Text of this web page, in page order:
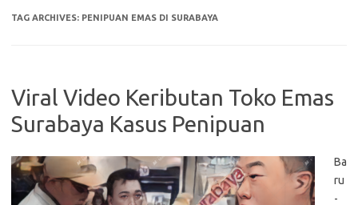
TAG ARCHIVES: PENIPUAN EMAS DI SURABAYA
Viral Video Keributan Toko Emas
Surabaya Kasus Penipuan
Ba
ru
-